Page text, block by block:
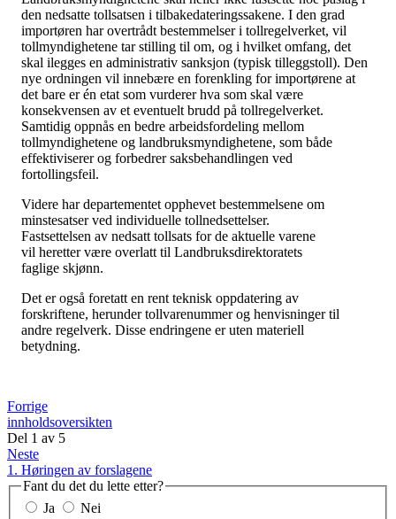
den nedsatte tollsatsen i tilbakedateringssakene. I den grad
importøren har overtrådt bestemmelser i tollregelverket, vil
tollmyndighetene tar stilling til om, og i hvilket omfang, det
skal ilegges en administrativ sanksjon (typisk tilleggstoll). Den
nye ordningen vil innebære en forenkling for importørene at
det bare er én etat som vurderer hva som skal være
konsekvensen av et eventuelt brudd på tollregelverket.
Samtidig oppnås en bedre arbeidsfordeling mellom
tollmyndighetene og landbruksmyndighetene, som både
effektiviserer og forbedrer saksbehandlingen ved
fortollingsfeil.
Videre har departementet opphevet bestemmelsene om
minstesatser ved individuelle tollnedsettelser.
Fastsettelsen av nedsatt tollsats for de aktuelle varene
vil heretter være overlatt til Landbruksdirektoratets
faglige skjønn.
Det er også foretatt en rent teknisk oppdatering av
forskriftene, herunder tollvarenummer og henvisninger til
andre regelverk. Disse endringene er uten materiell
betydning.
Forrige
innholdsoversikten
Del 1 av 5
Neste
1. Høringen av forslagene
Fant du det du lette etter?
Ja
Nei